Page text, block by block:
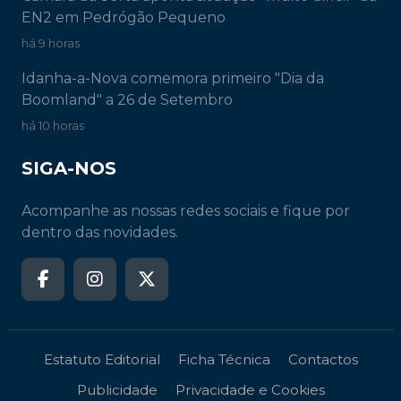
EN2 em Pedrógão Pequeno
há 9 horas
Idanha-a-Nova comemora primeiro "Dia da
Boomland" a 26 de Setembro
há 10 horas
SIGA-NOS
Acompanhe as nossas redes sociais e fique por
dentro das novidades.
Estatuto Editorial Ficha Técnica
Contactos
Publicidade
Privacidade e Cookies